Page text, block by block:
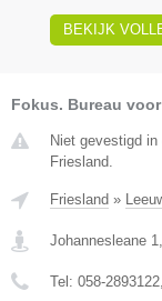
BEKIJK
Fokus. Bureau
Niet gevestigd
Friesland.
Friesland »
Johannesleane 1,
Tel: 058-2893122